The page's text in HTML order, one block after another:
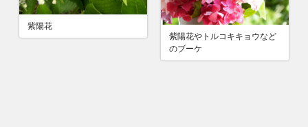
紫陽花
紫陽花やトルコキキョウなど
のブーケ